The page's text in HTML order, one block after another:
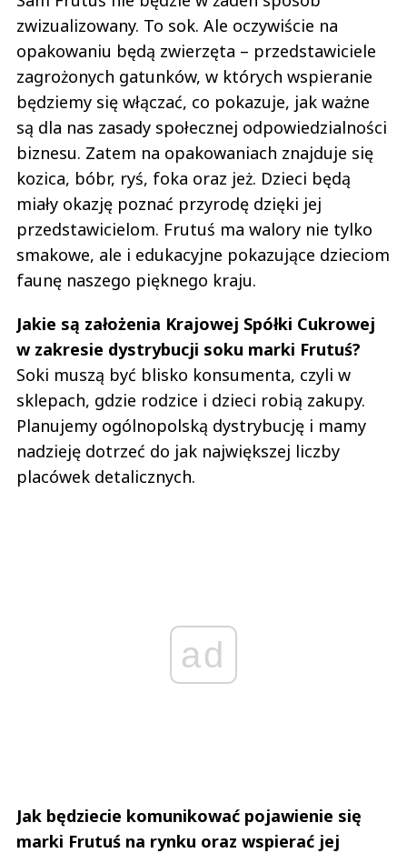
zwizualizowany. To sok. Ale oczywiście na
opakowaniu będą zwierzęta – przedstawiciele
zagrożonych gatunków, w których wspieranie
będziemy się włączać, co pokazuje, jak ważne
są dla nas zasady społecznej odpowiedzialności
biznesu. Zatem na opakowaniach znajduje się
kozica, bóbr, ryś, foka oraz jeż. Dzieci będą
miały okazję poznać przyrodę dzięki jej
przedstawicielom. Frutuś ma walory nie tylko
smakowe, ale i edukacyjne pokazujące dzieciom
faunę naszego pięknego kraju.
Jakie są założenia Krajowej Spółki Cukrowej
w zakresie dystrybucji soku marki Frutuś?
Soki muszą być blisko konsumenta, czyli w
sklepach, gdzie rodzice i dzieci robią zakupy.
Planujemy ogólnopolską dystrybucję i mamy
nadzieję dotrzeć do jak największej liczby
placówek detalicznych.
ad
Jak będziecie komunikować pojawienie się
marki Frutuś na rynku oraz wspierać jej